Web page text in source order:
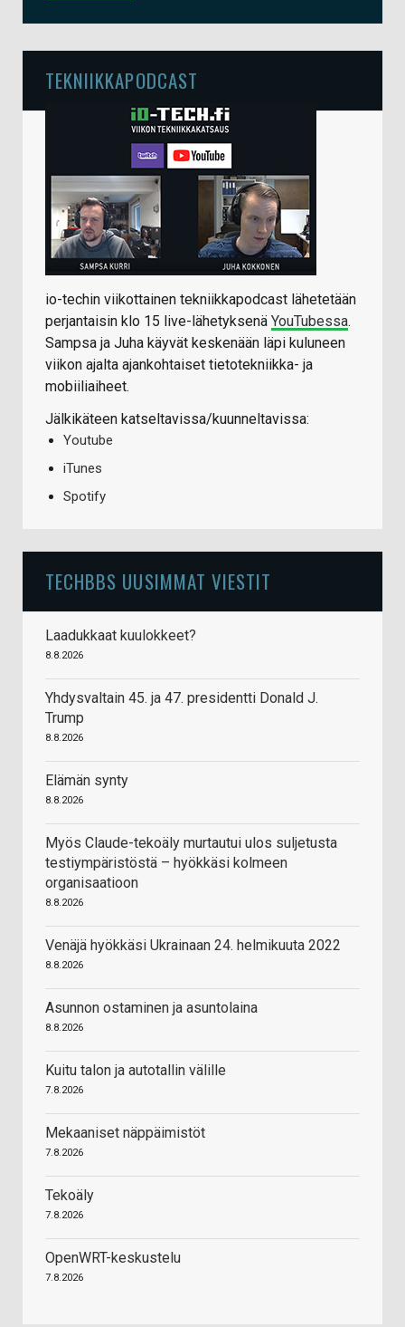
TEKNIIKKAPODCAST
io-techin viikottainen tekniikkapodcast lähetetään
perjantaisin klo 15 live-lähetyksenä YouTubessa.
Sampsa ja Juha käyvät keskenään läpi kuluneen
viikon ajalta ajankohtaiset tietotekniikka- ja
mobiiliaiheet.
Jälkikäteen katseltavissa/kuunneltavissa:
Youtube
iTunes
Spotify
TECHBBS UUSIMMAT VIESTIT
Laadukkaat kuulokkeet?
8.8.2026
Yhdysvaltain 45. ja 47. presidentti Donald J.
Trump
8.8.2026
Elämän synty
8.8.2026
Myös Claude-tekoäly murtautui ulos suljetusta
testiympäristöstä – hyökkäsi kolmeen
organisaatioon
8.8.2026
Venäjä hyökkäsi Ukrainaan 24. helmikuuta 2022
8.8.2026
Asunnon ostaminen ja asuntolaina
8.8.2026
Kuitu talon ja autotallin välille
7.8.2026
Mekaaniset näppäimistöt
7.8.2026
Tekoäly
7.8.2026
OpenWRT-keskustelu
7.8.2026